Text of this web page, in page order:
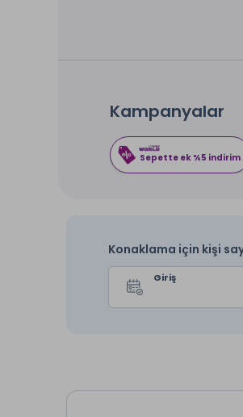
Kampanyalar
Sepette ek %5 indirim
Konaklama için kişi
Giriş